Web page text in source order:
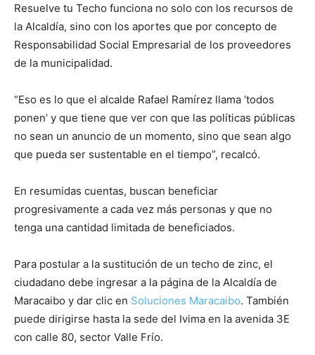
Resuelve tu Techo funciona no solo con los recursos de
la Alcaldía, sino con los aportes que por concepto de
Responsabilidad Social Empresarial de los proveedores
de la municipalidad.
“Eso es lo que el alcalde Rafael Ramírez llama ‘todos
ponen’ y que tiene que ver con que las políticas públicas
no sean un anuncio de un momento, sino que sean algo
que pueda ser sustentable en el tiempo”, recalcó.
En resumidas cuentas, buscan beneficiar
progresivamente a cada vez más personas y que no
tenga una cantidad limitada de beneficiados.
Para postular a la sustitución de un techo de zinc, el
ciudadano debe ingresar a la página de la Alcaldía de
Maracaibo y dar clic en Soluciones Maracaibo. También
puede dirigirse hasta la sede del Ivima en la avenida 3E
con calle 80, sector Valle Frío.